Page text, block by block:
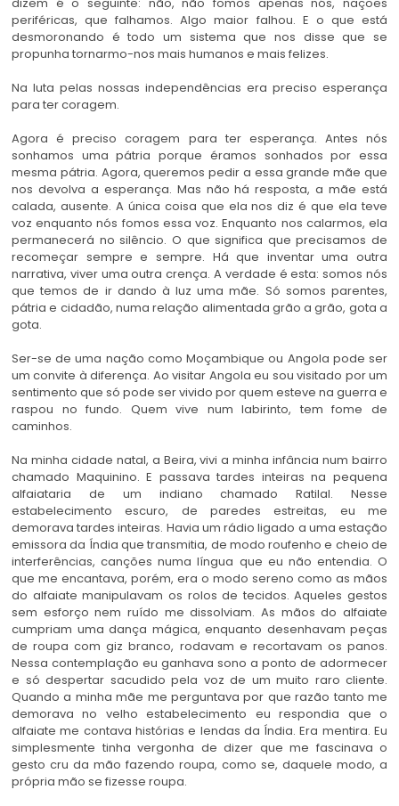
periféricas, que falhamos. Algo maior falhou. E o que está
desmoronando é todo um sistema que nos disse que se
propunha tornarmo-nos mais humanos e mais felizes.
Na luta pelas nossas independências era preciso esperança
para ter coragem.
Agora é preciso coragem para ter esperança. Antes nós
sonhamos uma pátria porque éramos sonhados por essa
mesma pátria. Agora, queremos pedir a essa grande mãe que
nos devolva a esperança. Mas não há resposta, a mãe está
calada, ausente. A única coisa que ela nos diz é que ela teve
voz enquanto nós fomos essa voz. Enquanto nos calarmos, ela
permanecerá no silêncio. O que significa que precisamos de
recomeçar sempre e sempre. Há que inventar uma outra
narrativa, viver uma outra crença. A verdade é esta: somos nós
que temos de ir dando à luz uma mãe. Só somos parentes,
pátria e cidadão, numa relação alimentada grão a grão, gota a
gota.
Ser-se de uma nação como Moçambique ou Angola pode ser
um convite à diferença. Ao visitar Angola eu sou visitado por um
sentimento que só pode ser vivido por quem esteve na guerra e
raspou no fundo. Quem vive num labirinto, tem fome de
caminhos.
Na minha cidade natal, a Beira, vivi a minha infância num bairro
chamado Maquinino. E passava tardes inteiras na pequena
alfaiataria de um indiano chamado Ratilal. Nesse
estabelecimento escuro, de paredes estreitas, eu me
demorava tardes inteiras. Havia um rádio ligado a uma estação
emissora da Índia que transmitia, de modo roufenho e cheio de
interferências, canções numa língua que eu não entendia. O
que me encantava, porém, era o modo sereno como as mãos
do alfaiate manipulavam os rolos de tecidos. Aqueles gestos
sem esforço nem ruído me dissolviam. As mãos do alfaiate
cumpriam uma dança mágica, enquanto desenhavam peças
de roupa com giz branco, rodavam e recortavam os panos.
Nessa contemplação eu ganhava sono a ponto de adormecer
e só despertar sacudido pela voz de um muito raro cliente.
Quando a minha mãe me perguntava por que razão tanto me
demorava no velho estabelecimento eu respondia que o
alfaiate me contava histórias e lendas da Índia. Era mentira. Eu
simplesmente tinha vergonha de dizer que me fascinava o
gesto cru da mão fazendo roupa, como se, daquele modo, a
própria mão se fizesse roupa.